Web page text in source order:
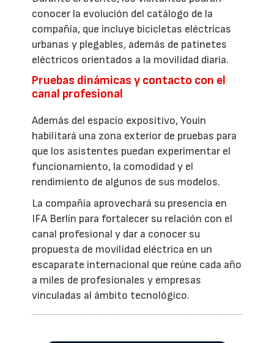
conocer la evolución del catálogo de la
compañía, que incluye bicicletas eléctricas
urbanas y plegables, además de patinetes
eléctricos orientados a la movilidad diaria.
Pruebas dinámicas y contacto con el
canal profesional
Además del espacio expositivo, Youin
habilitará una zona exterior de pruebas para
que los asistentes puedan experimentar el
funcionamiento, la comodidad y el
rendimiento de algunos de sus modelos.
La compañía aprovechará su presencia en
IFA Berlín para fortalecer su relación con el
canal profesional y dar a conocer su
propuesta de movilidad eléctrica en un
escaparate internacional que reúne cada año
a miles de profesionales y empresas
vinculadas al ámbito tecnológico.